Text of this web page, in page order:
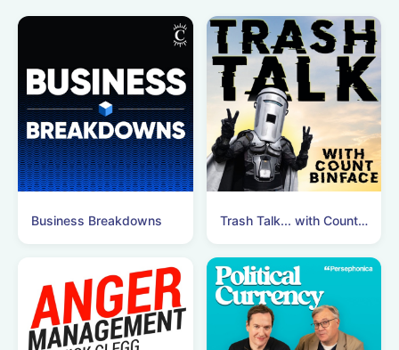
Business Breakdowns Trash Talk... with Count Binface